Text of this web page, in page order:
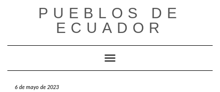
PUEBLOS DE
ECUADOR
Cambiar modo de navegación
6 de mayo de 2023